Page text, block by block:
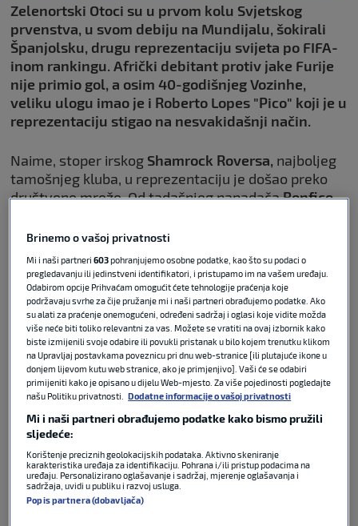
Zelenortski Otoci su u prvom kolu Svjetskog
prvenstva, u svom debiju na Mundijalu, šokirali
Španjolsku, drugu reprezentaciju svijeta po FIFA-
inom rankingu. Afrički debitant protiv jake Furije
nije primio gol, a osim 40-godišnjeg Vozinhe,
veliku ulogu imao je i Roberto Lopes "Pico" koji je u
reprezentaciju stigao na nesvakidašnji način.
Naime, stoper irskog Shamrock Roversa, najboljeg
tamošnjeg kluba, u reprezentaciju je došao preko
društvene mreže. Od tadašnjeg napadačaBenfice
toga stigao u reprezentaciju za koju je odigrao 46
utakmica.
Brinemo o vašoj privatnosti
Mi i naši partneri603pohranjujemo osobne podatke, kao što su podaci o
pregledavanju ili jedinstveni identifikatori, i pristupamo im na vašem uređaju.
Odabirom opcije Prihvaćam omogućit ćete tehnologije praćenja koje
podržavaju svrhe za čije pružanje mi i naši partneri obrađujemo podatke. Ako
su alati za praćenje onemogućeni, određeni sadržaj i oglasi koje vidite možda
više neće biti toliko relevantni za vas. Možete se vratiti na ovaj izbornik kako
biste izmijenili svoje odabire ili povukli pristanak u bilo kojem trenutku klikom
na Upravljaj postavkama poveznicu pri dnu web-stranice [ili plutajuće ikone u
donjem lijevom kutu web stranice, ako je primjenjivo]. Vaši će se odabiri
primijeniti kako je opisano u dijelu Web-mjesto. Za više pojedinosti pogledajte
našu Politiku privatnosti.
Dodatne informacije o vašoj privatnosti
Mi i naši partneri obrađujemo podatke kako bismo pružili
sljedeće:
Korištenje preciznih geolokacijskih podataka. Aktivno skeniranje
karakteristika uređaja za identifikaciju. Pohrana i/ili pristup podacima na
uređaju. Personalizirano oglašavanje i sadržaj, mjerenje oglašavanja i
sadržaja, uvidi u publiku i razvoj usluga.
Popis partnera (dobavljača)